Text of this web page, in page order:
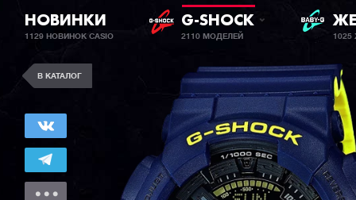
НОВИНКИ
1129 НОВИНОК CASIO
G-SHOCK
2110 МОДЕЛЕЙ
В КАТАЛОГ